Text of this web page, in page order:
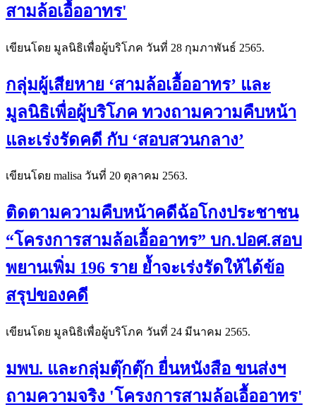
สามล้อเอื้ออาทร'
เขียนโดย มูลนิธิเพื่อผู้บริโภค วันที่ 28 กุมภาพันธ์ 2565.
กลุ่มผู้เสียหาย ‘สามล้อเอื้ออาทร’ และ
มูลนิธิเพื่อผู้บริโภค ทวงถามความคืบหน้า
และเร่งรัดคดี กับ ‘สอบสวนกลาง’
เขียนโดย malisa วันที่ 20 ตุลาคม 2563.
ติดตามความคืบหน้าคดีฉ้อโกงประชาชน
“โครงการสามล้อเอื้ออาทร” บก.ปอศ.สอบ
พยานเพิ่ม 196 ราย ย้ำจะเร่งรัดให้ได้ข้อ
สรุปของคดี
เขียนโดย มูลนิธิเพื่อผู้บริโภค วันที่ 24 มีนาคม 2565.
มพบ. และกลุ่มตุ๊กตุ๊ก ยื่นหนังสือ ขนส่งฯ
ถามความจริง 'โครงการสามล้อเอื้ออาทร'